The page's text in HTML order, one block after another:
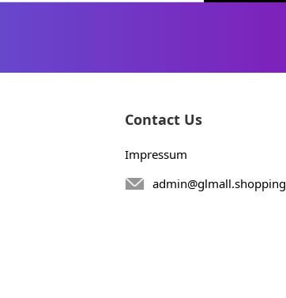
Contact Us
Impressum
admin@glmall.shopping